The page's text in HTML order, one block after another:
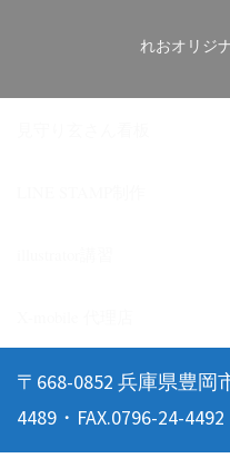
れおオリジ
〒668-0852 兵庫県豊
4489・FAX.0796-24-4492